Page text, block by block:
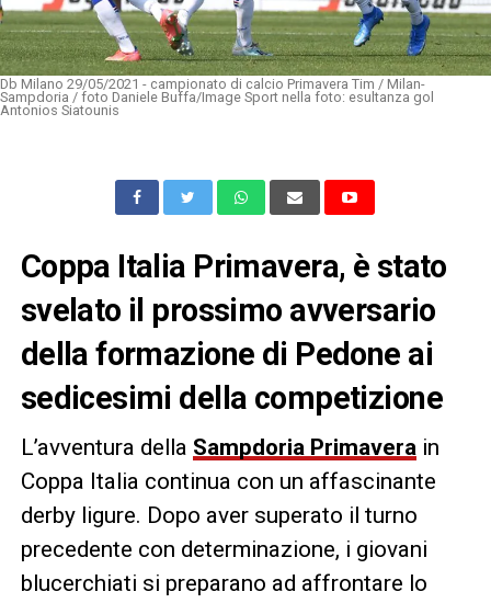
Db Milano 29/05/2021 - campionato di calcio Primavera Tim / Milan-
Sampdoria / foto Daniele Buffa/Image Sport nella foto: esultanza gol
Antonios Siatounis
Coppa Italia Primavera, è stato
svelato il prossimo avversario
della formazione di Pedone ai
sedicesimi della competizione
L’avventura della Sampdoria Primaverain
Coppa Italia continua con un affascinante
derby ligure. Dopo aver superato il turno
precedente con determinazione, i giovani
blucerchiati si preparano ad affrontare lo